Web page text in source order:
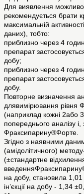
Для виявлення
рекомендується брати
максимальній
даних), тобто:
приблизно через 4
препарат
добу;
приблизно через 4
препарат
добу.
Повторне визначення
длявимірювання рівня
(наприклад кожні 2або 3
попереднього аналізу
Фраксипарину®Форте.
Згідно з наявними
(амідолітичного)
(±стандартне
на добу, становила
ін’єкції на добу - 1,34